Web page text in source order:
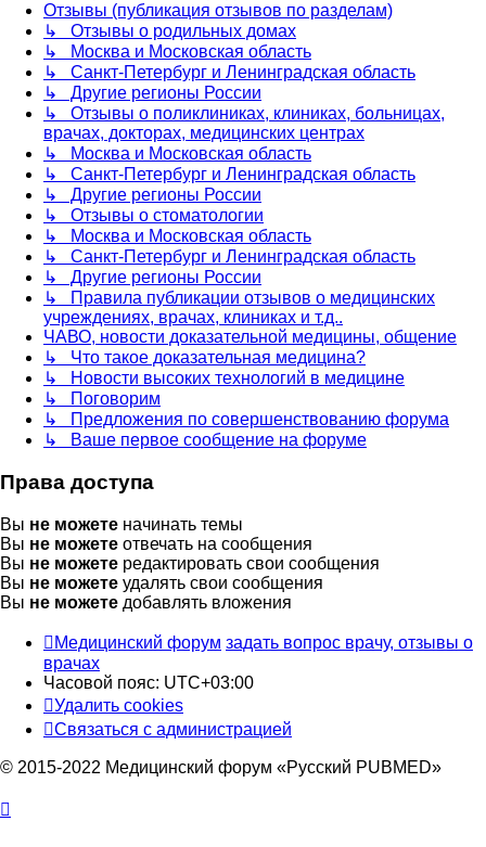
Отзывы (публикация отзывов по разделам)
↳ Отзывы о родильных домах
↳ Москва и Московская область
↳ Санкт-Петербург и Ленинградская область
↳ Другие регионы России
↳ Отзывы о поликлиниках, клиниках, больницах,
врачах, докторах, медицинских центрах
↳ Москва и Московская область
↳ Санкт-Петербург и Ленинградская область
↳ Другие регионы России
↳ Отзывы о стоматологии
↳ Москва и Московская область
↳ Санкт-Петербург и Ленинградская область
↳ Другие регионы России
↳ Правила публикации отзывов о медицинских
учреждениях, врачах, клиниках и т.д..
ЧАВО, новости доказательной медицины, общение
↳ Что такое доказательная медицина?
↳ Новости высоких технологий в медицине
↳ Поговорим
↳ Предложения по совершенствованию форума
↳ Ваше первое сообщение на форуме
Права доступа
Вы не можете начинать темы
Вы не можете отвечать на сообщения
Вы не можете редактировать свои сообщения
Вы не можете удалять свои сообщения
Вы не можете добавлять вложения
Медицинский форум задать вопрос врачу, отзывы о
врачах
Часовой пояс: UTC+03:00
Удалить cookies
Связаться с администрацией
© 2015-2022 Медицинский форум «Русский PUBMED»